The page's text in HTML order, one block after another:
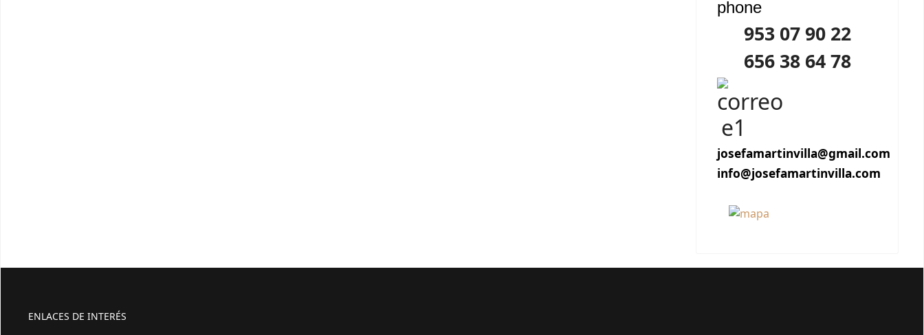
953 07 90 22
656 38 64 78
josefamartinvilla@gmail.com
info@josefamartinvilla.com
ENLACES DE INTERÉS